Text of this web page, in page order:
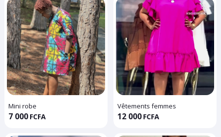
Mini robe
7 000 FCFA
Vêtements femmes
12 000 FCFA